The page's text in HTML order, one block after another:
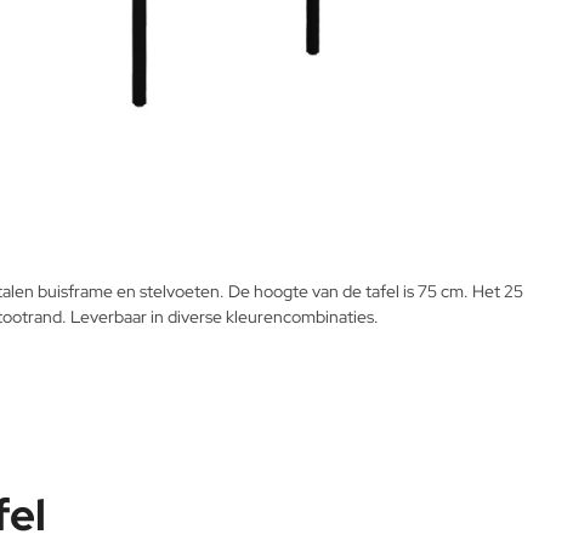
buisframe en stelvoeten. De hoogte van de tafel is 75 cm. Het 25
Leverbaar in diverse kleurencombinaties.